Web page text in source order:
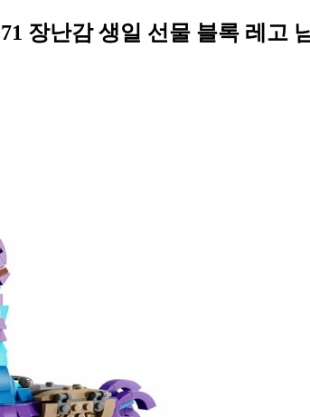
장난감 생일 선물 블록 레고